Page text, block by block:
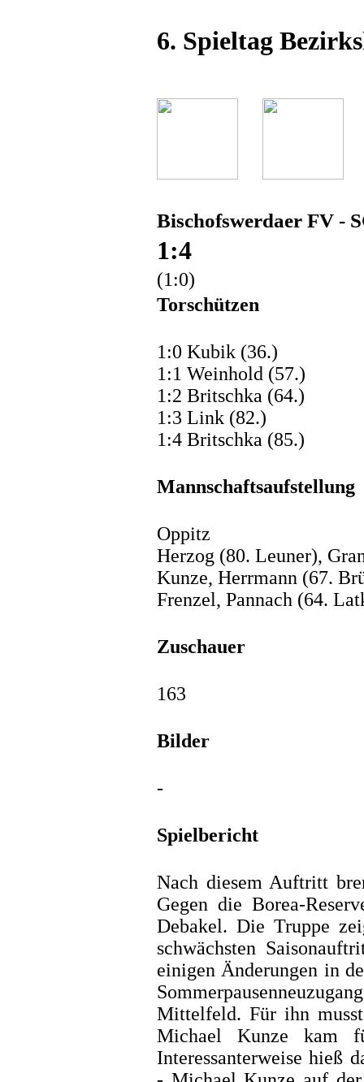
6. Spieltag
Bischofswerdaer FV -
1:4
(1:0)
Torschützen
1:0 Kubik (36.)
1:1 Weinhold (57.)
1:2 Britschka (64.)
1:3 Link (82.)
1:4 Britschka (85.)
Mannschaftsaufstellung
Oppitz
Herzog (80. Leuner),
Kunze, Herrmann (67.
Frenzel, Pannach (64.
Zuschauer
163
Bilder
-
Spielbericht
Nach diesem Auftritt
Gegen die Borea-
Debakel. Die Truppe
schwächsten
einigen Änderungen in
Mittelfeld. Für ihn
Michael Kunze kam
Interessanterweise hieß